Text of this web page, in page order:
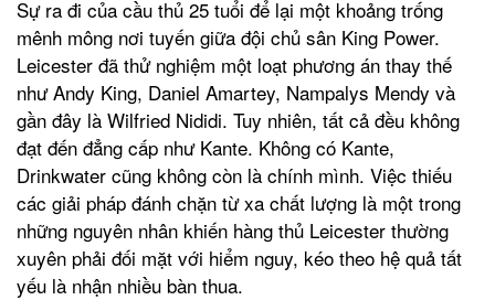
Sự ra đi của cầu thủ 25 tuổi để lại một khoảng trống
mênh mông nơi tuyến giữa đội chủ sân King Power.
Leicester đã thử nghiệm một loạt phương án thay thế
như Andy King, Daniel Amartey, Nampalys Mendy và
gần đây là Wilfried Nididi. Tuy nhiên, tất cả đều không
đạt đến đẳng cấp như Kante. Không có Kante,
Drinkwater cũng không còn là chính mình. Việc thiếu
các giải pháp đánh chặn từ xa chất lượng là một trong
những nguyên nhân khiến hàng thủ Leicester thường
xuyên phải đối mặt với hiểm nguy, kéo theo hệ quả tất
yếu là nhận nhiều bàn thua.